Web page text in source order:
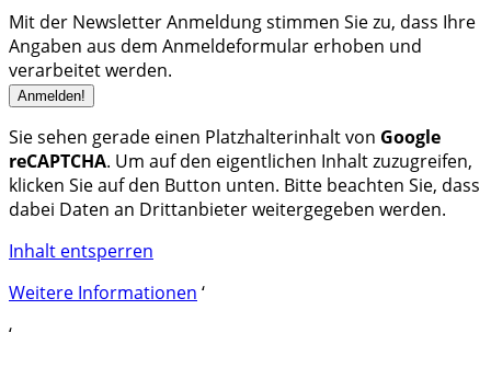
Mit der Newsletter Anmeldung stimmen Sie zu, dass Ihre
Angaben aus dem Anmeldeformular erhoben und
verarbeitet werden.
Sie sehen gerade einen Platzhalterinhalt von Google
reCAPTCHA. Um auf den eigentlichen Inhalt zuzugreifen,
klicken Sie auf den Button unten. Bitte beachten Sie, dass
dabei Daten an Drittanbieter weitergegeben werden.
Inhalt entsperren
Weitere Informationen ‘
‘